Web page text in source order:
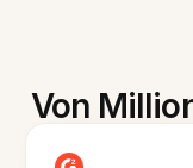
Von